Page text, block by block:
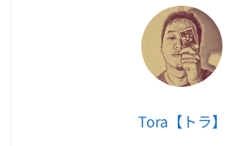
Tora【トラ】